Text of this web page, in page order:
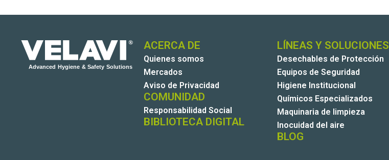
ACERCA DE
Quienes somos
Mercados
Aviso de Privacidad
COMUNIDAD
Responsabilidad Social
BIBLIOTECA DIGITAL
LÍNEAS Y SOLUCIONES
Desechables de Protección
Equipos de Seguridad
Higiene Institucional
Químicos Especializados
Maquinaria de limpieza
Inocuidad del aire
BLOG